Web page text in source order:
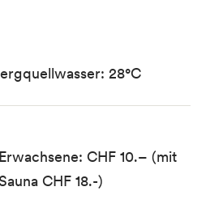
28°C
Erwachsene: CHF 10.– (mit
CHF 18.-)